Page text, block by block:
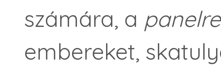
számára, a
embereket,